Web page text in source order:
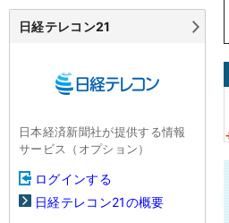
日経テレコン21
日本経済新聞社が提供する情報
サービス（オプション）
ログインする
日経テレコン21の概要